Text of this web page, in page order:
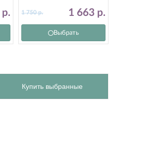
р. 1 663 р.
1 750р.
Выбрать
Купить выбранные